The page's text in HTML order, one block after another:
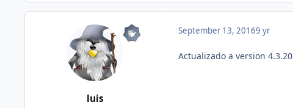
luis
September 13, 20169 yr
Actualizado a version 4.3.20